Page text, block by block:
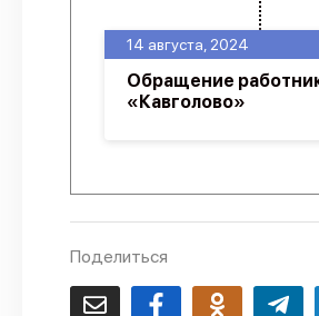
14 августа, 2024
Обращение
«Кавголово»
Поделиться